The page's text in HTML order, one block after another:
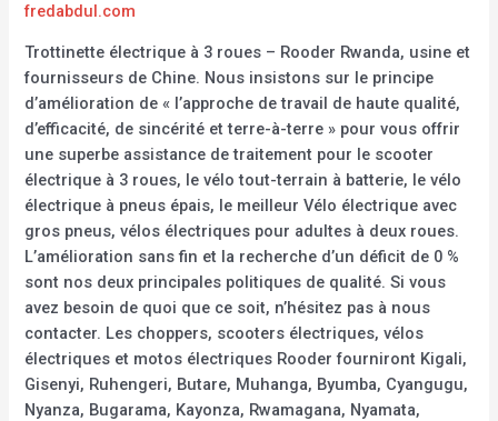
fredabdul.com
Trottinette électrique à 3 roues – Rooder Rwanda, usine et
fournisseurs de Chine. Nous insistons sur le principe
d’amélioration de « l’approche de travail de haute qualité,
d’efficacité, de sincérité et terre-à-terre » pour vous offrir
une superbe assistance de traitement pour le scooter
électrique à 3 roues, le vélo tout-terrain à batterie, le vélo
électrique à pneus épais, le meilleur Vélo électrique avec
gros pneus, vélos électriques pour adultes à deux roues.
L’amélioration sans fin et la recherche d’un déficit de 0 %
sont nos deux principales politiques de qualité. Si vous
avez besoin de quoi que ce soit, n’hésitez pas à nous
contacter. Les choppers, scooters électriques, vélos
électriques et motos électriques Rooder fourniront Kigali,
Gisenyi, Ruhengeri, Butare, Muhanga, Byumba, Cyangugu,
Nyanza, Bugarama, Kayonza, Rwamagana, Nyamata,